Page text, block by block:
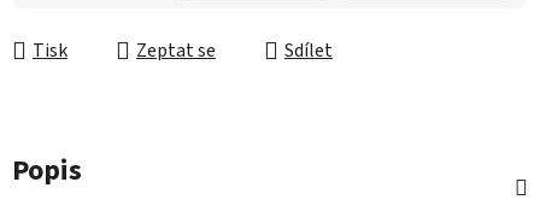
Tisk Zeptat se Sdílet
Popis